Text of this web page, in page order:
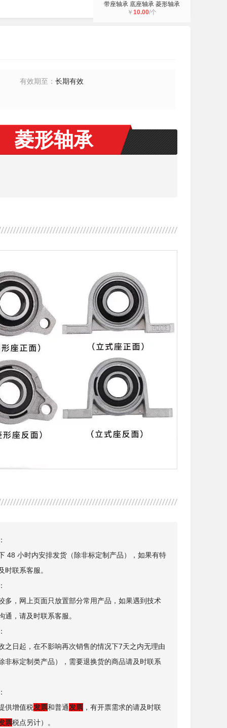
带座轴承 底座轴承 菱形轴承
￥ 10.00/个
有效期至 ：长期有效
形轴承
48 小时内安排发货（除非标定制产品），如果有特
时联系客服。
多，网上页面只放置部分常用产品，如果遇到技术
通，请及时联系客服。
之日起，在不影响再次销售的情况下7天之内无理由
非标定制类产品），需要退换货的商品请及时联系
供增值税发票和普通发票 ，有开票需求的请及时联
票税点另计）。